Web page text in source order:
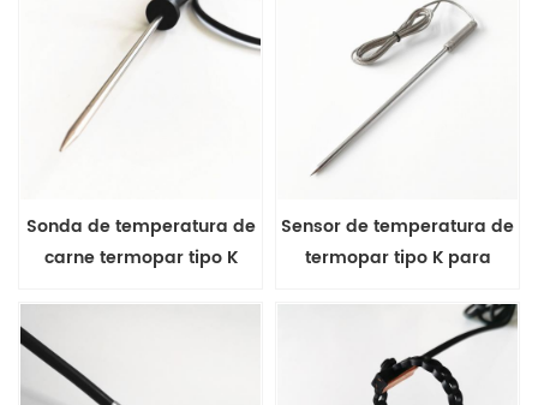
Sonda de temperatura de
carne termopar tipo K
Sensor de temperatura de
termopar tipo K para